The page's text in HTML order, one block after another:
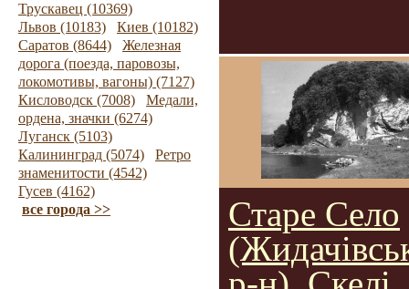
Трускавец (10369)
Львов (10183)
Киев (10182)
Саратов (8644)
Железная
дорога (поезда, паровозы,
локомотивы, вагоны) (7127)
Кисловодск (7008)
Медали,
ордена, значки (6274)
Луганск (5103)
Калининград (5074)
Ретро
знаменитости (4542)
Гусев (4162)
все города >>
Старе Село